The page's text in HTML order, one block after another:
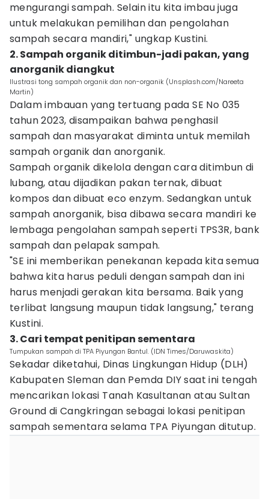
mengurangi sampah. Selain itu kita imbau juga
untuk melakukan pemilihan dan pengolahan
sampah secara mandiri," ungkap Kustini.
2. Sampah organik ditimbun-jadi pakan, yang
anorganik diangkut
Ilustrasi tong sampah organik dan non-organik (Unsplash.com/Nareeta
Martin)
Dalam imbauan yang tertuang pada SE No 035
tahun 2023, disampaikan bahwa penghasil
sampah dan masyarakat diminta untuk memilah
sampah organik dan anorganik.
Sampah organik dikelola dengan cara ditimbun di
lubang, atau dijadikan pakan ternak, dibuat
kompos dan dibuat eco enzym. Sedangkan untuk
sampah anorganik, bisa dibawa secara mandiri ke
lembaga pengolahan sampah seperti TPS3R, bank
sampah dan pelapak sampah.
"SE ini memberikan penekanan kepada kita semua
bahwa kita harus peduli dengan sampah dan ini
harus menjadi gerakan kita bersama. Baik yang
terlibat langsung maupun tidak langsung," terang
Kustini.
3. Cari tempat penitipan sementara
Tumpukan sampah di TPA Piyungan Bantul. (IDN Times/Daruwaskita)
Sekadar diketahui, Dinas Lingkungan Hidup (DLH)
Kabupaten Sleman dan Pemda DIY saat ini tengah
mencarikan lokasi Tanah Kasultanan atau Sultan
Ground di Cangkringan sebagai lokasi penitipan
sampah sementara selama TPA Piyungan ditutup.